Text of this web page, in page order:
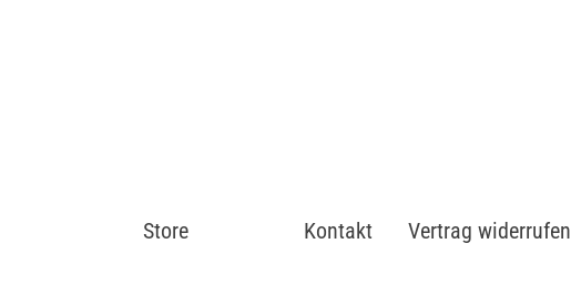
Store Kontakt Vertrag widerrufen